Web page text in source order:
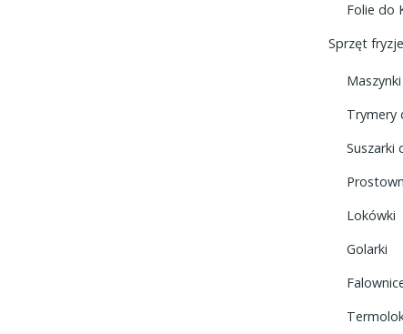
Folie do
Sprzęt
Trymery
Suszarki
Lokówki
Golarki